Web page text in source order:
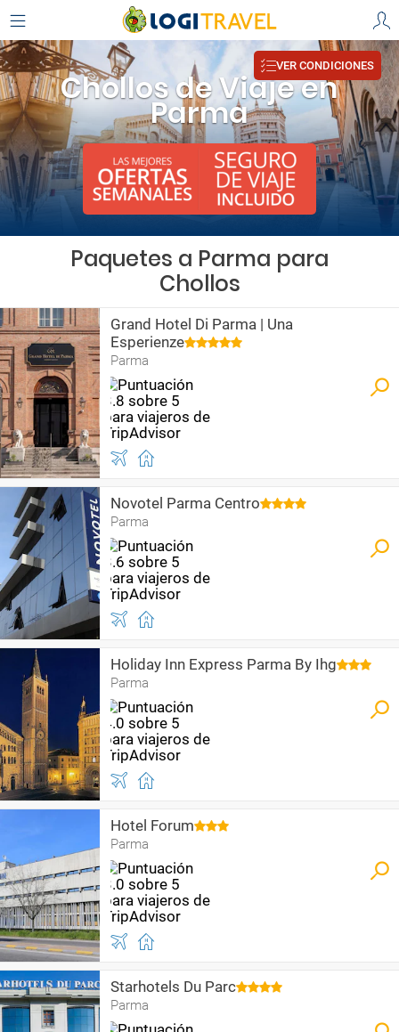
Chollos de Viaje en
Parma
VER CONDICIONES
Paquetes a Parma para
Chollos
Grand Hotel Di Parma | Una
Esperienze
Parma
Novotel Parma Centro
Parma
Holiday Inn Express Parma By Ihg
Parma
Hotel Forum
Parma
Starhotels Du Parc
Parma